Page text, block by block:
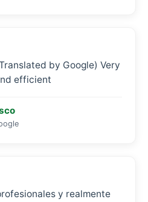
by Google) Very
efficient
y realmente